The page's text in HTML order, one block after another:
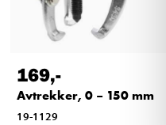
169,-
Avtrekker, 0 – 150 mm
19-1129